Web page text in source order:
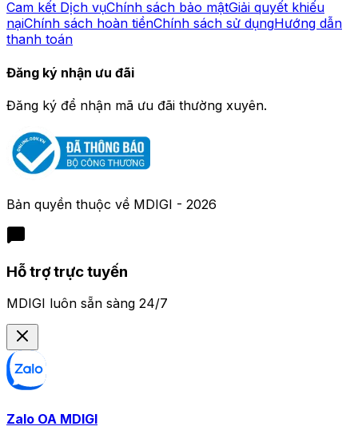
Cam kết Dịch vụChính sách bảo mậtGiải quyết khiếu
nạiChính sách hoàn tiềnChính sách sử dụngHướng dẫn
thanh toán
Đăng ký nhận ưu đãi
Đăng ký để nhận mã ưu đãi thường xuyên.
Bản quyền thuộc về MDIGI - 2026
Hỗ trợ trực tuyến
MDIGI luôn sẵn sàng 24/7
Zalo OA MDIGI